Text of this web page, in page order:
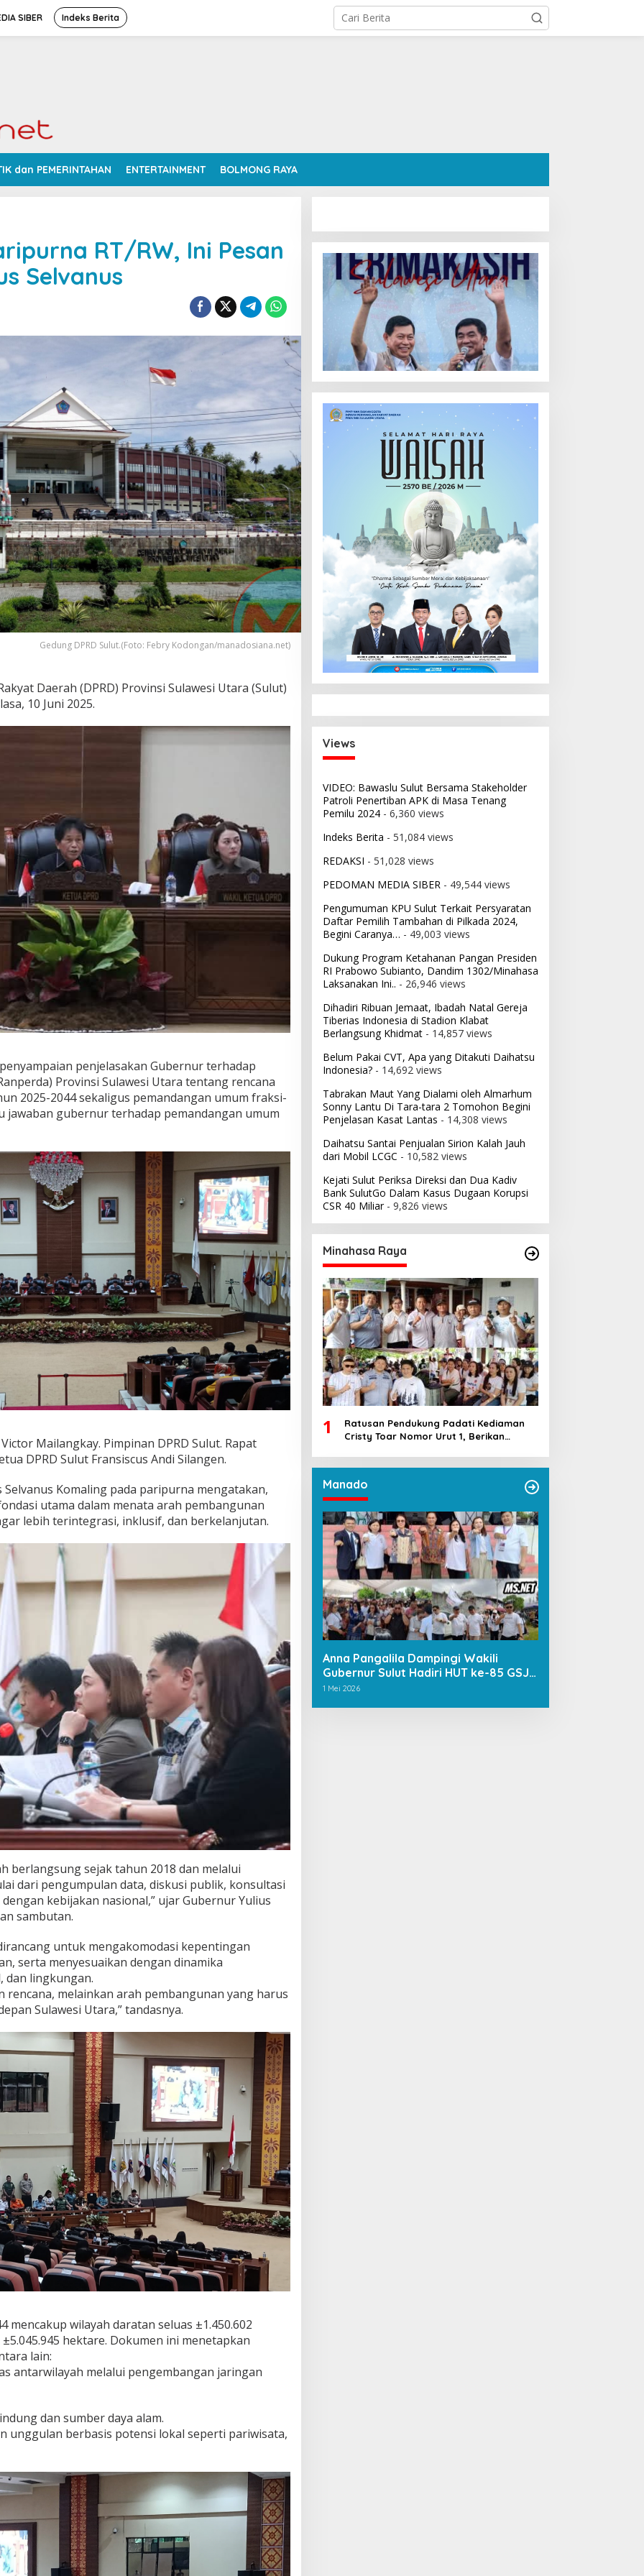
SIBER Indeks Berita
dan PEMERINTAHAN ENTERTAINMENT BOLMONG RAYA
RT/RW, Ini Pesan
Selvanus
Gedung DPRD Sulut.(Foto: Febry Kodongan/manadosiana.net)
Daerah (DPRD) Provinsi Sulawesi Utara (Sulut)
10 Juni 2025.
penjelasakan Gubernur terhadap
Provinsi Sulawesi Utara tentang rencana
2025-2044 sekaligus pemandangan umum fraksi-
jawaban gubernur terhadap pemandangan umum
Mailangkay. Pimpinan DPRD Sulut. Rapat
DPRD Sulut Fransiscus Andi Silangen.
Komaling pada paripurna mengatakan,
utama dalam menata arah pembangunan
lebih terintegrasi, inklusif, dan berkelanjutan.
berlangsung sejak tahun 2018 dan melalui
dari pengumpulan data, diskusi publik, konsultasi
kebijakan nasional,” ujar Gubernur Yulius
sambutan.
untuk mengakomodasi kepentingan
serta menyesuaikan dengan dinamika
dan lingkungan.
rencana, melainkan arah pembangunan yang harus
Sulawesi Utara,” tandasnya.
mencakup wilayah daratan seluas ±1.450.602
hektare. Dokumen ini menetapkan
lain:
antarwilayah melalui pengembangan jaringan
dan sumber daya alam.
unggulan berbasis potensi lokal seperti pariwisata,
Views
VIDEO: Bawaslu Sulut Bersama Stakeholder
Patroli Penertiban APK di Masa Tenang
Pemilu 2024- 6,360 views
Indeks Berita - 51,084 views
REDAKSI - 51,028 views
PEDOMAN MEDIA SIBER- 49,544 views
Pengumuman KPU Sulut Terkait Persyaratan
Daftar Pemilih Tambahan di Pilkada 2024,
Begini Caranya… - 49,003 views
Dukung Program Ketahanan Pangan Presiden
RI Prabowo Subianto, Dandim 1302/Minahasa
Laksanakan Ini.. - 26,946 views
Dihadiri Ribuan Jemaat, Ibadah Natal Gereja
Tiberias Indonesia di Stadion Klabat
Berlangsung Khidmat- 14,857 views
Belum Pakai CVT, Apa yang Ditakuti Daihatsu
Indonesia?- 14,692 views
Tabrakan Maut Yang Dialami oleh Almarhum
Sonny Lantu Di Tara-tara 2 Tomohon Begini
Penjelasan Kasat Lantas - 14,308 views
Daihatsu Santai Penjualan Sirion Kalah Jauh
dari Mobil LCGC - 10,582 views
Kejati Sulut Periksa Direksi dan Dua Kadiv
Bank SulutGo Dalam Kasus Dugaan Korupsi
CSR 40 Miliar- 9,826 views
Minahasa Raya
1
Ratusan Pendukung Padati Kediaman
Cristy Toar Nomor Urut 1, Berikan
Manado
Anna Pangalila Dampingi Wakili
Gubernur Sulut Hadiri HUT ke-85 GSJA
Se-Sulut–Gorontalo di Langowan
1 Mei 2026